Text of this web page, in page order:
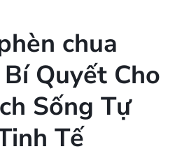
chua
Quyết Cho
Sống Tự
Tế